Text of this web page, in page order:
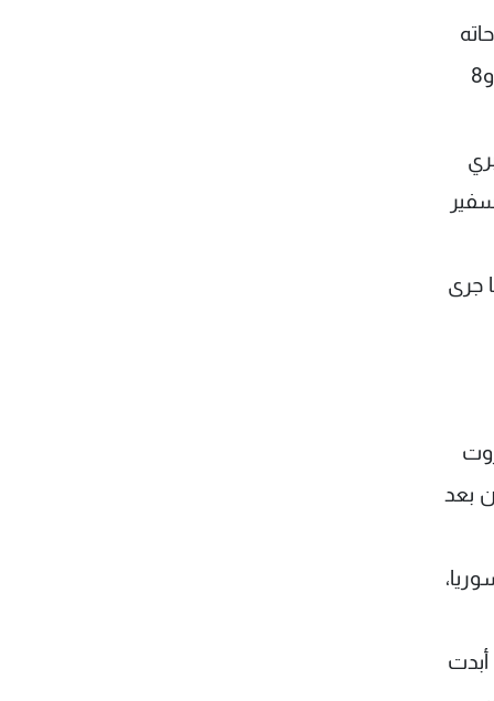
الرئاسية. ولفت إلى أنه، مع تنازل عون عن منصبه لآخرين، سيعمل لبلورة مرشح توافقي أقرب إلى فريقي 14 و8
جرى
بعد
أبدت